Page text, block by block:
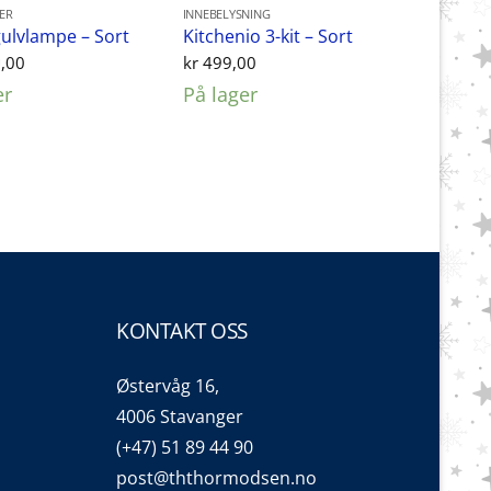
– Sort
INNEBELYSNING
Kitchenio 3-kit – Sort
kr499,00
På lager
KONTAKT OSS
Østervåg 16,
4006 Stavanger
(+47) 51 89 44 90
post@ththormodsen.no